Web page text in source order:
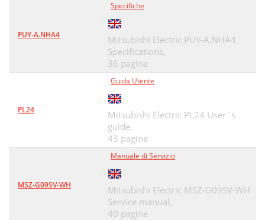
PUY-A.NHA4
Specifiche
Mitsubishi Electric PUY-A.NHA4
Specifications,
36 pagine
PL24
Guida Utente
Mitsubishi Electric PL24 User`s
guide,
43 pagine
MSZ-G09SV-WH
Manuale di Servizio
Mitsubishi Electric MSZ-G09SV-WH
Service manual,
40 pagine